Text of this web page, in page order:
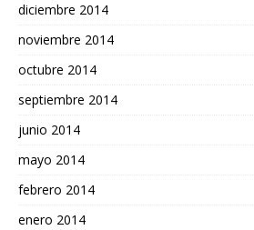
diciembre 2014
noviembre 2014
octubre 2014
septiembre 2014
junio 2014
mayo 2014
febrero 2014
enero 2014